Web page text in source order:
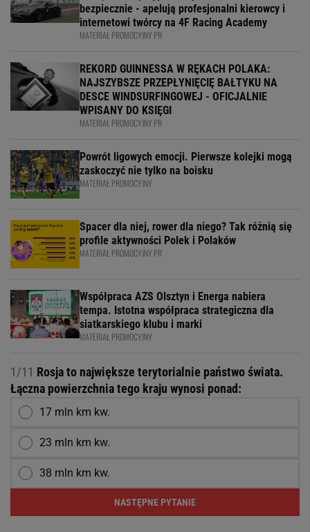
bezpiecznie - apelują profesjonalni kierowcy i
internetowi twórcy na 4F Racing Academy
MATERIAŁ PROMOCYJNY PR
REKORD GUINNESSA W RĘKACH POLAKA:
NAJSZYBSZE PRZEPŁYNIĘCIĘ BAŁTYKU NA
DESCE WINDSURFINGOWEJ - OFICJALNIE
WPISANY DO KSIĘGI
MATERIAŁ PROMOCYJNY PR
Powrót ligowych emocji. Pierwsze kolejki mogą
zaskoczyć nie tylko na boisku
MATERIAŁ PROMOCYJNY
Spacer dla niej, rower dla niego? Tak różnią się
profile aktywności Polek i Polaków
MATERIAŁ PROMOCYJNY PR
Współpraca AZS Olsztyn i Energa nabiera
tempa. Istotna współpraca strategiczna dla
siatkarskiego klubu i marki
MATERIAŁ PROMOCYJNY
1/11 Rosja to największe terytorialnie państwo świata.
Łączna powierzchnia tego kraju wynosi ponad:
17 mln km kw.
23 mln km kw.
38 mln km kw.
NASTĘPNE PYTANIE